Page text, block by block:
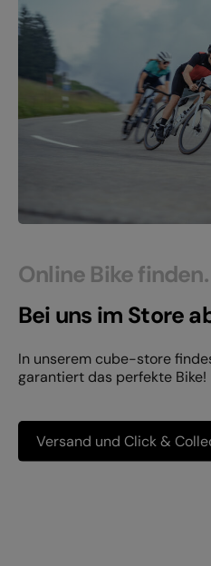
Online Bike finden.
Bei uns im Store
In unserem cube-store
garantiert das perfekte Bike!
Versand und Click &